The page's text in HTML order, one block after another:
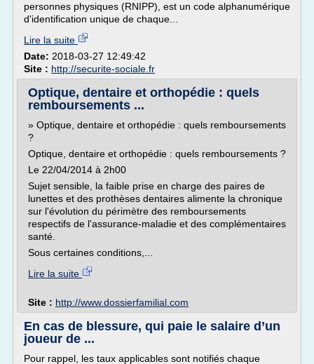
personnes physiques (RNIPP), est un code alphanumérique
d'identification unique de chaque...
Lire la suite
Date: 2018-03-27 12:49:42
Site : http://securite-sociale.fr
Optique, dentaire et orthopédie : quels
remboursements ...
» Optique, dentaire et orthopédie : quels remboursements
?
Optique, dentaire et orthopédie : quels remboursements ?
Le 22/04/2014 à 2h00
Sujet sensible, la faible prise en charge des paires de
lunettes et des prothèses dentaires alimente la chronique
sur l'évolution du périmètre des remboursements
respectifs de l'assurance-maladie et des complémentaires
santé.
Sous certaines conditions,...
Lire la suite
Site : http://www.dossierfamilial.com
En cas de blessure, qui paie le salaire d’un
joueur de ...
Pour rappel, les taux applicables sont notifiés chaque